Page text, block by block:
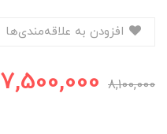
8,100,000
7,500,000